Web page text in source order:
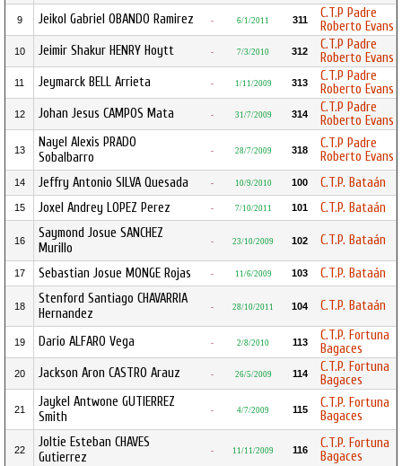
9 Jeikol Gabriel OBANDO Ramirez - 6/1/2011 311
C.T.P Padre
Roberto Evans
10 Jeimir Shakur HENRY Hoytt - 7/3/2010 312
C.T.P Padre
Roberto Evans
11 Jeymarck BELL Arrieta - 1/11/2009 313
C.T.P Padre
Roberto Evans
12 Johan Jesus CAMPOS Mata - 31/7/2009 314
C.T.P Padre
Roberto Evans
13
Nayel Alexis PRADO
Sobalbarro
- 28/7/2009 318
C.T.P Padre
Roberto Evans
14 Jeffry Antonio SILVA Quesada - 10/9/2010 100 C.T.P. Bataán
15 Joxel Andrey LOPEZ Perez - 7/10/2011 101 C.T.P. Bataán
16
Saymond Josue SANCHEZ
Murillo
- 23/10/2009 102 C.T.P. Bataán
17 Sebastian Josue MONGE Rojas - 11/6/2009 103 C.T.P. Bataán
18
Stenford Santiago CHAVARRIA
Hernandez
- 28/10/2011 104 C.T.P. Bataán
19 Dario ALFARO Vega - 2/8/2010 113
C.T.P. Fortuna
Bagaces
20 Jackson Aron CASTRO Arauz - 26/5/2009 114
C.T.P. Fortuna
Bagaces
21
Jaykel Antwone GUTIERREZ
Smith
- 4/7/2009 115
C.T.P. Fortuna
Bagaces
22
Joltie Esteban CHAVES
Gutierrez
- 11/11/2009 116
C.T.P. Fortuna
Bagaces